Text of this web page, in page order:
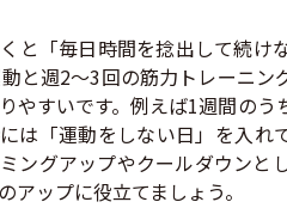
と「毎日時間を捻出して続
と週2〜3回の筋力トレーニン
やすいです。例えば1週間の
は「運動をしない日」を入れ
ングアップやクールダウンと
アップに役立てましょう。